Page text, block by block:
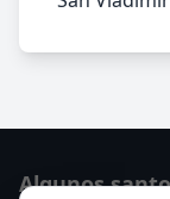
Algunos